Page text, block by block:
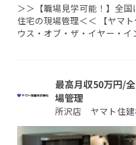
＞＞【職場見学可能！】全
住宅の現場管理＜＜ 【ヤマ
ウス・オブ・ザ・イヤー・イ
最高月収50万円/
場管理
所沢店 ヤマト住建